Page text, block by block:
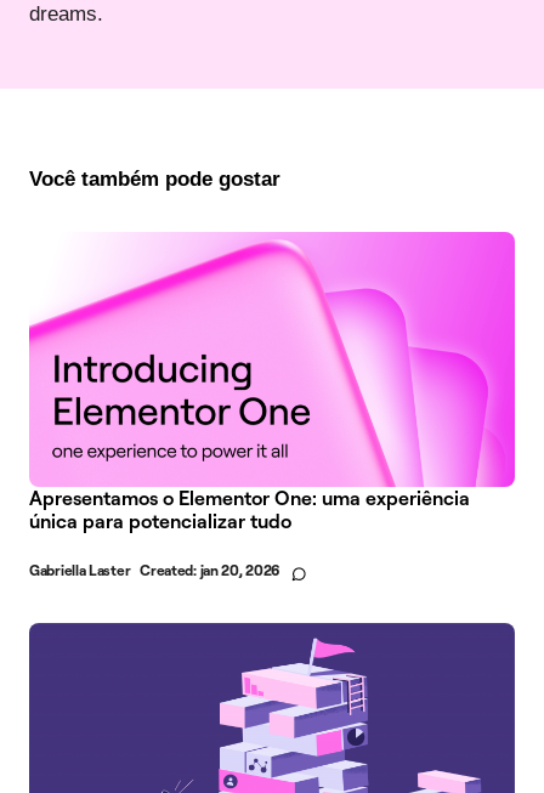
dreams.
Você também pode gostar
Apresentamos o Elementor One: uma experiência
única para potencializar tudo
Gabriella Laster Created: jan 20, 2026